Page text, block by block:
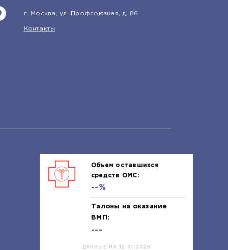
г. Москва, ул. Профсоюзная, д. 86
Контакты
Объем оставшихся
средств ОМС:
--%
Талоны на оказание
ВМП:
---
ДАННЫЕ НА 12.01.2026